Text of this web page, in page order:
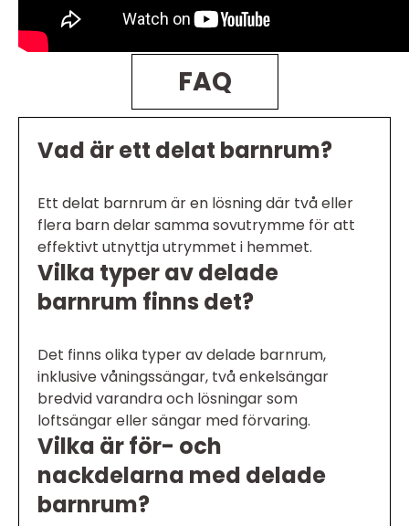
FAQ
Vad är ett delat barnrum?
Ett delat barnrum är en lösning där två eller
flera barn delar samma sovutrymme för att
effektivt utnyttja utrymmet i hemmet.
Vilka typer av delade
barnrum finns det?
Det finns olika typer av delade barnrum,
inklusive våningssängar, två enkelsängar
bredvid varandra och lösningar som
loftsängar eller sängar med förvaring.
Vilka är för- och
nackdelarna med delade
barnrum?